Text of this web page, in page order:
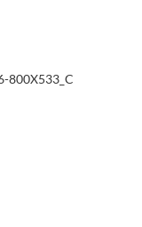
800X533_C